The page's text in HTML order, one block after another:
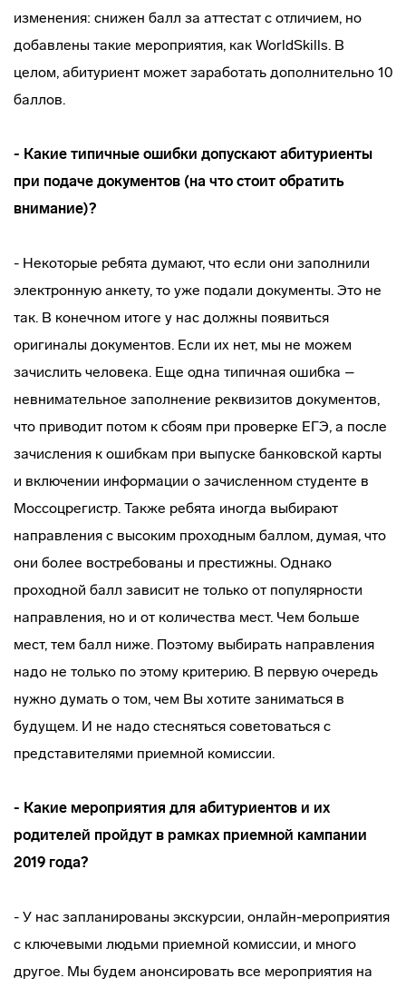
изменения: снижен балл за аттестат с отличием, но
добавлены такие мероприятия, как WorldSkills. В
целом, абитуриент может заработать дополнительно 10
баллов.
- Какие типичные ошибки допускают абитуриенты
при подаче документов (на что стоит обратить
внимание)?
- Некоторые ребята думают, что если они заполнили
электронную анкету, то уже подали документы. Это не
так. В конечном итоге у нас должны появиться
оригиналы документов. Если их нет, мы не можем
зачислить человека. Еще одна типичная ошибка –
невнимательное заполнение реквизитов документов,
что приводит потом к сбоям при проверке ЕГЭ, а после
зачисления к ошибкам при выпуске банковской карты
и включении информации о зачисленном студенте в
Моссоцрегистр. Также ребята иногда выбирают
направления с высоким проходным баллом, думая, что
они более востребованы и престижны. Однако
проходной балл зависит не только от популярности
направления, но и от количества мест. Чем больше
мест, тем балл ниже. Поэтому выбирать направления
надо не только по этому критерию. В первую очередь
нужно думать о том, чем Вы хотите заниматься в
будущем. И не надо стесняться советоваться с
представителями приемной комиссии.
- Какие мероприятия для абитуриентов и их
родителей пройдут в рамках приемной кампании
2019 года?
- У нас запланированы экскурсии, онлайн-мероприятия
с ключевыми людьми приемной комиссии, и много
другое. Мы будем анонсировать все мероприятия на